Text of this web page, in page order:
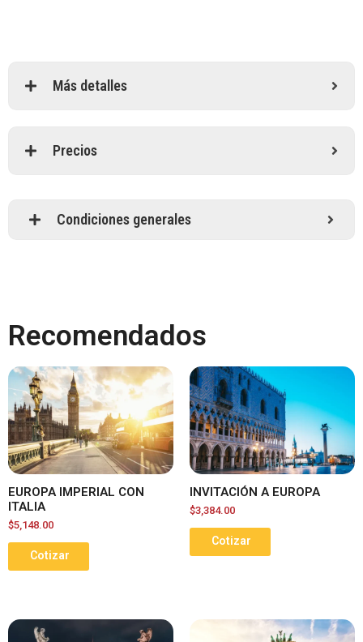
Más detalles
Precios
Condiciones generales
Recomendados
EUROPA IMPERIAL CON
ITALIA
$5,148.00
Cotizar
INVITACIÓN A EUROPA
$3,384.00
Cotizar